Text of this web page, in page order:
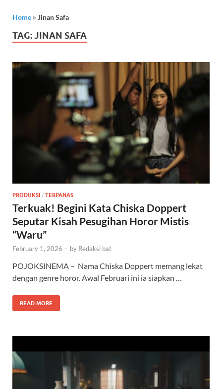
Home » Jinan Safa
TAG:JINAN SAFA
PRODUKSI / TERPANAS
Terkuak! Begini Kata Chiska Doppert
Seputar Kisah Pesugihan Horor Mistis
“Waru”
February 1, 2026 - by Redaksi bat
POJOKSINEMA – Nama Chiska Doppert memang lekat
dengan genre horor. Awal Februari ini ia siapkan …
READ MORE